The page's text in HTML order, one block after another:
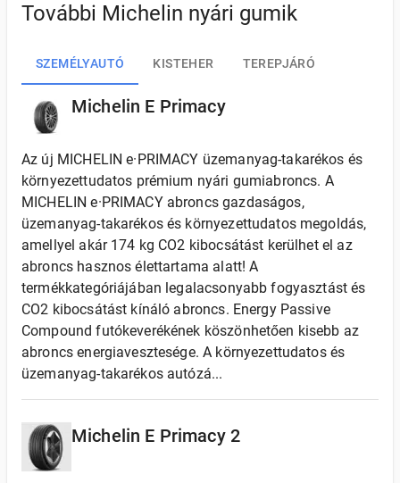
További Michelin nyári gumik
SZEMÉLYAUTÓ KISTEHER TEREPJÁRÓ
Michelin E Primacy
Az új MICHELIN e·PRIMACY üzemanyag-takarékos és
környezettudatos prémium nyári gumiabroncs. A
MICHELIN e·PRIMACY abroncs gazdaságos,
üzemanyag-takarékos és környezettudatos megoldás,
amellyel akár 174 kg CO2 kibocsátást kerülhet el az
abroncs hasznos élettartama alatt! A
termékkategóriájában legalacsonyabb fogyasztást és
CO2 kibocsátást kínáló abroncs. Energy Passive
Compound futókeverékének köszönhetően kisebb az
abroncs energiavesztesége. A környezettudatos és
üzemanyag-takarékos autózá...
Michelin E Primacy 2